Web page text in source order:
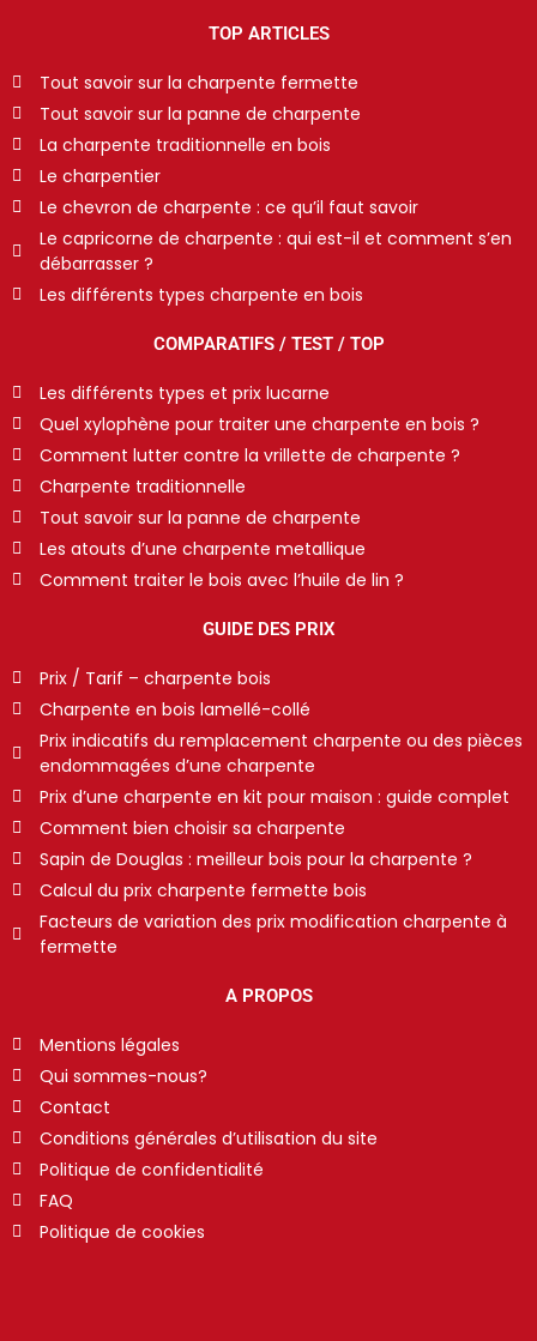
TOP ARTICLES
Tout savoir sur la charpente fermette
Tout savoir sur la panne de charpente
La charpente traditionnelle en bois
Le charpentier
Le chevron de charpente : ce qu’il faut savoir
Le capricorne de charpente : qui est-il et comment s’en
débarrasser ?
Les différents types charpente en bois
COMPARATIFS / TEST / TOP
Les différents types et prix lucarne
Quel xylophène pour traiter une charpente en bois ?
Comment lutter contre la vrillette de charpente ?
Charpente traditionnelle
Tout savoir sur la panne de charpente
Les atouts d’une charpente metallique
Comment traiter le bois avec l’huile de lin ?
GUIDE DES PRIX
Prix / Tarif – charpente bois
Charpente en bois lamellé-collé
Prix indicatifs du remplacement charpente ou des pièces
endommagées d’une charpente
Prix d’une charpente en kit pour maison : guide complet
Comment bien choisir sa charpente
Sapin de Douglas : meilleur bois pour la charpente ?
Calcul du prix charpente fermette bois
Facteurs de variation des prix modification charpente à
fermette
A PROPOS
Mentions légales
Qui sommes-nous?
Contact
Conditions générales d’utilisation du site
Politique de confidentialité
FAQ
Politique de cookies